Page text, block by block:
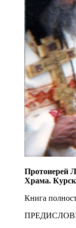
Протоиерей
Храма. Курск
Книга